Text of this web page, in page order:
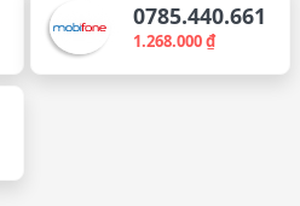
0785.440.661
1.268.000 ₫